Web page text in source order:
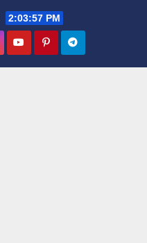
2:03:58 PM